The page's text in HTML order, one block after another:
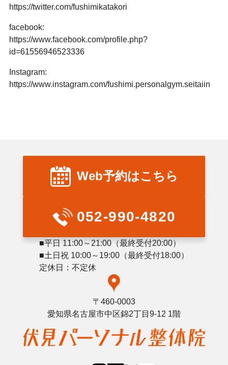
https://twitter.com/fushimikatakori
facebook:
https://www.facebook.com/profile.php?
id=61556946523336
Instagram:
https://www.instagram.com/fushimi.personalgym.seitaiin
Web予約はこちら
052-990-4820
■平日 11:00～21:00（最終受付20:00）
■土日祝 10:00～19:00（最終受付18:00）
定休日：不定休
〒460-0003
愛知県名古屋市中区錦2丁目9-12 1階